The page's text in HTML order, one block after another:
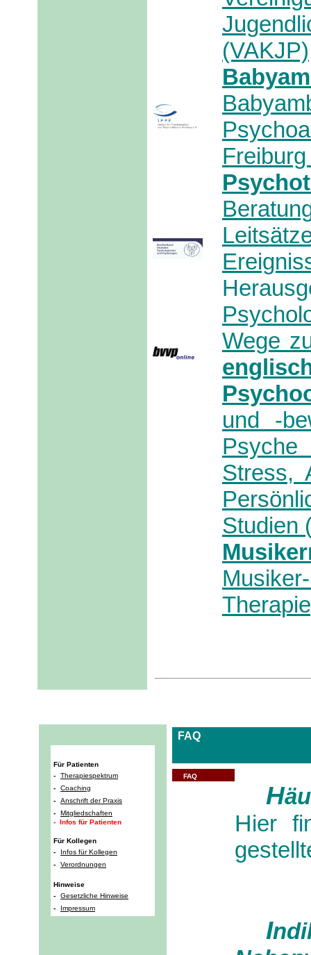
(VAKJP)
Wege
und -
Psyche
Stress,
Studien
Musiker
Für Patienten
-
Therapiespektrum
-
Coaching
-
Anschrift der Praxis
-
Mitgliedschaften
- Infos für Patienten
Für Kollegen
-
Infos für Kollegen
-
Verordnungen
Hinweise
-
Gesetzliche Hinweise
-
Impressum
FAQ
FAQ
H
Hier
I